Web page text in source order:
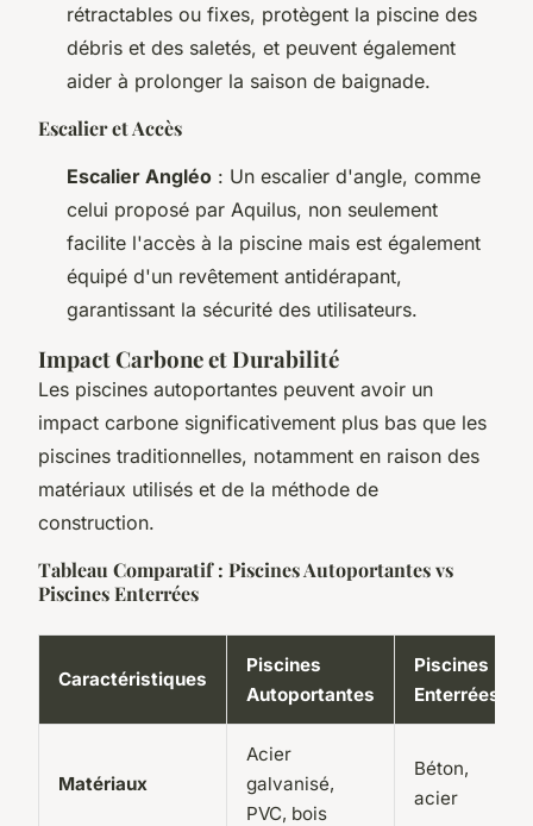
rétractables ou fixes, protègent la piscine des
débris et des saletés, et peuvent également
aider à prolonger la saison de baignade.
Escalier et Accès
Escalier Angléo : Un escalier d'angle, comme
celui proposé par Aquilus, non seulement
facilite l'accès à la piscine mais est également
équipé d'un revêtement antidérapant,
garantissant la sécurité des utilisateurs.
Impact Carbone et Durabilité
Les piscines autoportantes peuvent avoir un
impact carbone significativement plus bas que les
piscines traditionnelles, notamment en raison des
matériaux utilisés et de la méthode de
construction.
Tableau Comparatif : Piscines Autoportantes vs
Piscines Enterrées
Caractéristiques
Piscines
Autoportantes
Piscines
Enterrées
Matériaux
Acier
galvanisé,
PVC, bois
Béton,
acier